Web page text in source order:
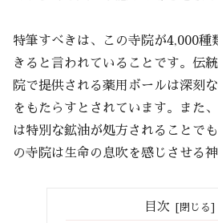
特筆すべきは、この寺院が4,000種
きると言われていることです。伝
院で提供される薬用ボールは深刻
をもたらすとされています。また
は特別な鉱油が処方されることで
の寺院は生命の息吹を感じさせる
目次